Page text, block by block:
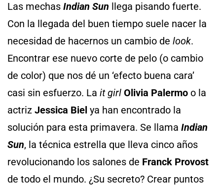
Las mechas Indian Sun llega pisando fuerte.
Con la llegada del buen tiempo suele nacer la
necesidad de hacernos un cambio de look.
Encontrar ese nuevo corte de pelo (o cambio
de color) que nos dé un ‘efecto buena cara’
casi sin esfuerzo. La it girl Olivia Palermo o la
actriz Jessica Biel ya han encontrado la
solución para esta primavera. Se llama Indian
Sun, la técnica estrella que lleva cinco años
revolucionando los salones de Franck Provost
de todo el mundo. ¿Su secreto? Crear puntos